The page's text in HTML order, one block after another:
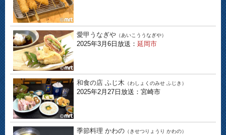
愛甲うなぎや （あいこううなぎや）
2025年3月6日放送： 延岡市
和食の店 ふじ木 （わしょくのみせ ふじき）
2025年2月27日放送：宮崎市
季節料理 かわの （きせつりょうり かわの）